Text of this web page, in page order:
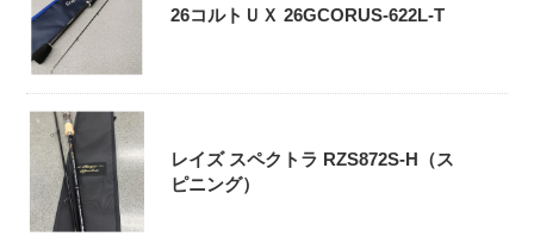
26コルトＵＸ 26GCORUS-622L-T
レイズ スペクトラ RZS872S-H（ス
ピニング）